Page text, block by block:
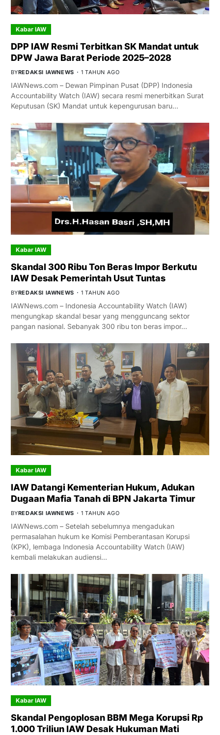
Kabar IAW
DPP IAW Resmi Terbitkan SK Mandat untuk
DPW Jawa Barat Periode 2025–2028
BYREDAKSI IAWNEWS 1 TAHUN AGO
IAWNews.com – Dewan Pimpinan Pusat (DPP) Indonesia
Accountability Watch (IAW) secara resmi menerbitkan Surat
Keputusan (SK) Mandat untuk kepengurusan baru…
Kabar IAW
Skandal 300 Ribu Ton Beras Impor Berkutu
IAW Desak Pemerintah Usut Tuntas
BYREDAKSI IAWNEWS 1 TAHUN AGO
IAWNews.com – Indonesia Accountability Watch (IAW)
mengungkap skandal besar yang mengguncang sektor
pangan nasional. Sebanyak 300 ribu ton beras impor…
Kabar IAW
IAW Datangi Kementerian Hukum, Adukan
Dugaan Mafia Tanah di BPN Jakarta Timur
BYREDAKSI IAWNEWS 1 TAHUN AGO
IAWNews.com – Setelah sebelumnya mengadukan
permasalahan hukum ke Komisi Pemberantasan Korupsi
(KPK), lembaga Indonesia Accountability Watch (IAW)
kembali melakukan audiensi…
Kabar IAW
Skandal Pengoplosan BBM Mega Korupsi Rp
1.000 Triliun IAW Desak Hukuman Mati